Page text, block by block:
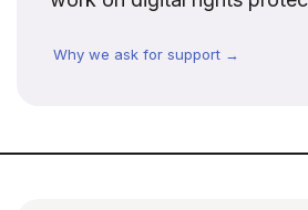
Why we ask for support →